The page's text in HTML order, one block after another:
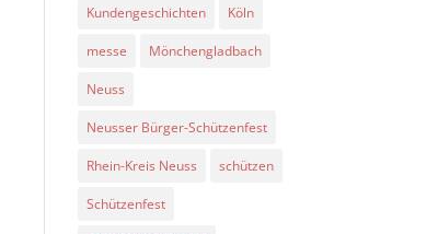
Kundengeschichten Köln
messe Mönchengladbach
Neuss
Neusser Bürger-Schützenfest
Rhein-Kreis Neuss schützen
Schützenfest